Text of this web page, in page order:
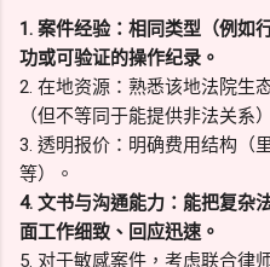
1. 案件经验：相同类型（例如
功或可验证的操作纪录。
2. 在地资源：熟悉该地法院生
（但不等同于能提供非法关系
3. 透明报价：明确费用结构（
等）。
4. 文书与沟通能力：能把复杂
面工作细致、回应迅速。
5. 对于敏感案件，考虑联合律